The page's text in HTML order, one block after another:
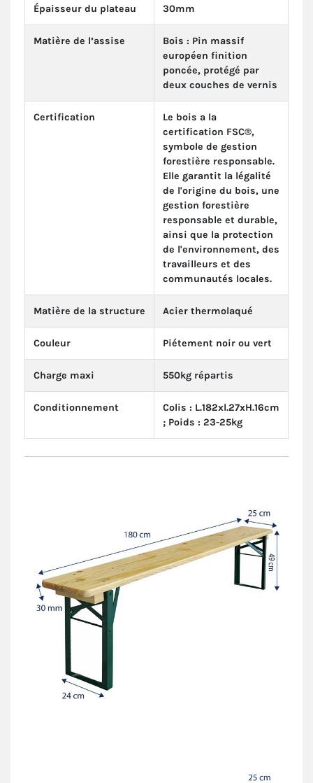
Épaisseur du plateau 30mm
Matière de l’assise
Bois : Pin massif
européen finition
poncée, protégé par
deux couches de vernis
Certification
Le bois a la
certification FSC®,
symbole de gestion
forestière responsable.
Elle garantit la légalité
de l'origine du bois, une
gestion forestière
responsable et durable,
ainsi que la protection
de l'environnement, des
travailleurs et des
communautés locales.
Matière de la structure Acier thermolaqué
Couleur Piétement noir ou vert
Charge maxi 550kg répartis
Conditionnement
Colis : L.182xl.27xH.16cm
; Poids : 23-25kg